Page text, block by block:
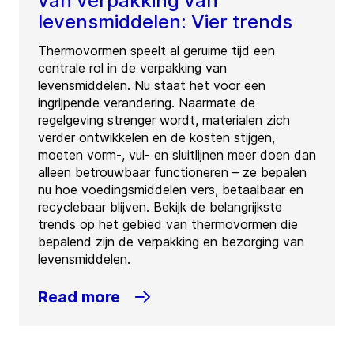
levensmiddelen: Vier trends
Thermovormen speelt al geruime tijd een
centrale rol in de verpakking van
levensmiddelen. Nu staat het voor een
ingrijpende verandering. Naarmate de
regelgeving strenger wordt, materialen zich
verder ontwikkelen en de kosten stijgen,
moeten vorm-, vul- en sluitlijnen meer doen dan
alleen betrouwbaar functioneren – ze bepalen
nu hoe voedingsmiddelen vers, betaalbaar en
recyclebaar blijven. Bekijk de belangrijkste
trends op het gebied van thermovormen die
bepalend zijn de verpakking en bezorging van
levensmiddelen.
Read more